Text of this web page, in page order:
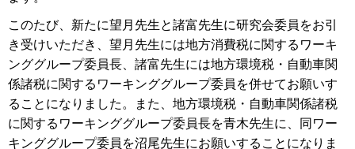
このたび、新たに望月先生と諸富先生に研究会委員をお引
き受けいただき、望月先生には地方消費税に関するワーキ
ンググループ委員長、諸富先生には地方環境税・自動車関
係諸税に関するワーキンググループ委員を併せてお願いす
ることになりました。また、地方環境税・自動車関係諸税
に関するワーキンググループ委員長を青木先生に、同ワー
キンググループ委員を沼尾先生にお願いすることになりま